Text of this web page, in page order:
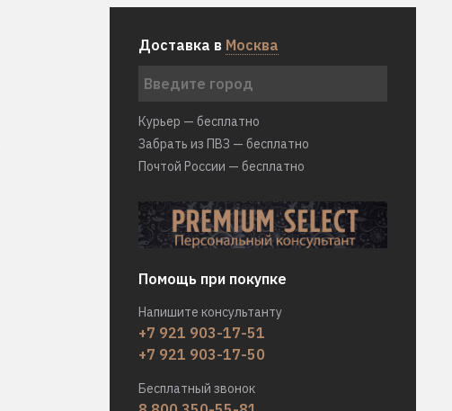
Доставка в Москва
Курьер — бесплатно
Забрать из ПВЗ — бесплатно
Почтой России — бесплатно
Помощь при покупке
Напишите консультанту
+7 921 903-17-51
+7 921 903-17-50
Бесплатный звонок